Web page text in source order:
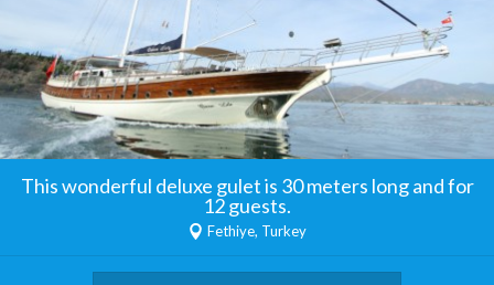
This wonderful deluxe gulet is 30 meters long and for
12 guests.
Fethiye, Turkey